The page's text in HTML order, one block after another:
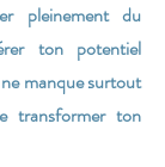
pleinement du
ton potentiel
manque surtout
transformer ton